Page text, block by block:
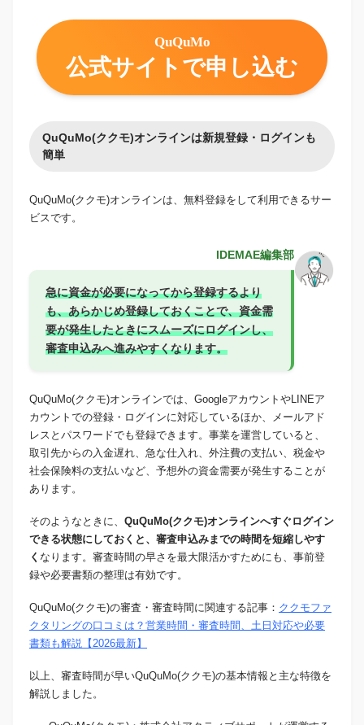
QuQuMo
公式サイトで申し込む
QuQuMo(ククモ)オンラインは新規登録・ログインも
簡単
QuQuMo(ククモ)オンラインは、無料登録をして利用できるサー
ビスです。
IDEMAE編集部
急に資金が必要になってから登録するより
も、あらかじめ登録しておくことで、資金需
要が発生したときにスムーズにログインし、
審査申込みへ進みやすくなります。
QuQuMo(ククモ)オンラインでは、GoogleアカウントやLINEア
カウントでの登録・ログインに対応しているほか、メールアド
レスとパスワードでも登録できます。事業を運営していると、
取引先からの入金遅れ、急な仕入れ、外注費の支払い、税金や
社会保険料の支払いなど、予想外の資金需要が発生することが
あります。
そのようなときに、 QuQuMo(ククモ)オンラインへすぐログイン
できる状態にしておくと、審査申込みまでの時間を短縮しやす
く なります。審査時間の早さを最大限活かすためにも、事前登
録や必要書類の整理は有効です。
QuQuMo(ククモ)の審査・審査時間に関連する記事： ククモファ
クタリングの口コミは？営業時間・審査時間、土日対応や必要
書類も解説【2026最新】
以上、審査時間が早いQuQuMo(ククモ)の基本情報と主な特徴を
解説しました。